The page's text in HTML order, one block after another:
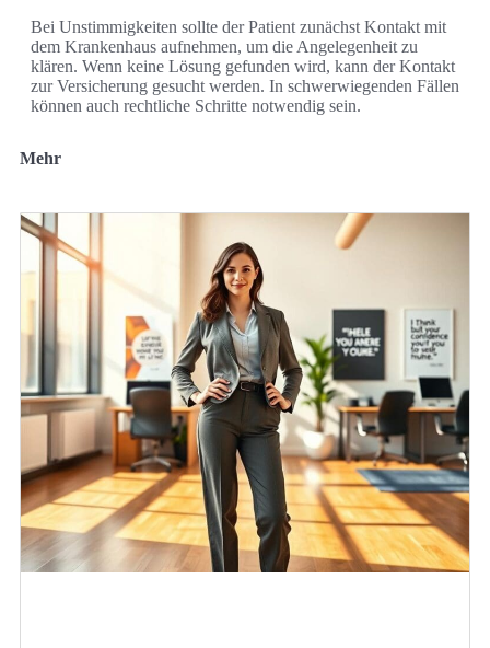
Bei Unstimmigkeiten sollte der Patient zunächst Kontakt mit
dem Krankenhaus aufnehmen, um die Angelegenheit zu
klären. Wenn keine Lösung gefunden wird, kann der Kontakt
zur Versicherung gesucht werden. In schwerwiegenden Fällen
können auch rechtliche Schritte notwendig sein.
Mehr